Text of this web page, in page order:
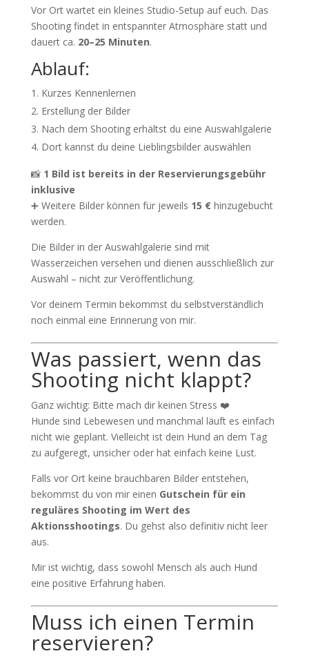
Vor Ort wartet ein kleines Studio-Setup auf euch. Das
Shooting findet in entspannter Atmosphäre statt und
dauert ca. 20–25 Minuten.
Ablauf:
Kurzes Kennenlernen
Erstellung der Bilder
Nach dem Shooting erhältst du eine Auswahlgalerie
Dort kannst du deine Lieblingsbilder auswählen
📸 1 Bild ist bereits in der Reservierungsgebühr
inklusive
➕ Weitere Bilder können für jeweils 15 €hinzugebucht
werden.
Die Bilder in der Auswahlgalerie sind mit
Wasserzeichen versehen und dienen ausschließlich zur
Auswahl – nicht zur Veröffentlichung.
Vor deinem Termin bekommst du selbstverständlich
noch einmal eine Erinnerung von mir.
Was passiert, wenn das
Shooting nicht klappt?
Ganz wichtig: Bitte mach dir keinen Stress ❤️
Hunde sind Lebewesen und manchmal läuft es einfach
nicht wie geplant. Vielleicht ist dein Hund an dem Tag
zu aufgeregt, unsicher oder hat einfach keine Lust.
Falls vor Ort keine brauchbaren Bilder entstehen,
bekommst du von mir einen Gutschein für ein
reguläres Shooting im Wert des
Aktionsshootings. Du gehst also definitiv nicht leer
aus.
Mir ist wichtig, dass sowohl Mensch als auch Hund
eine positive Erfahrung haben.
Muss ich einen Termin
reservieren?